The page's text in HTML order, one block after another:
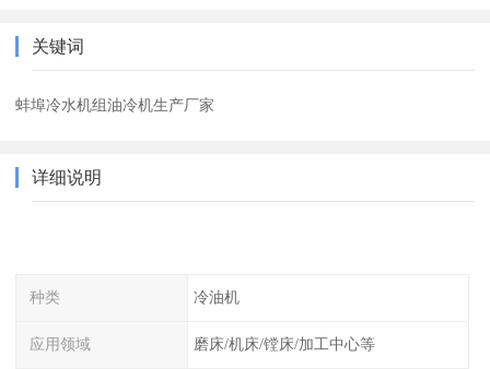
关键词
蚌埠冷水机组油冷机生产厂家
详细说明
种类 冷油机
应用领域 磨床/机床/镗床/加工中心等